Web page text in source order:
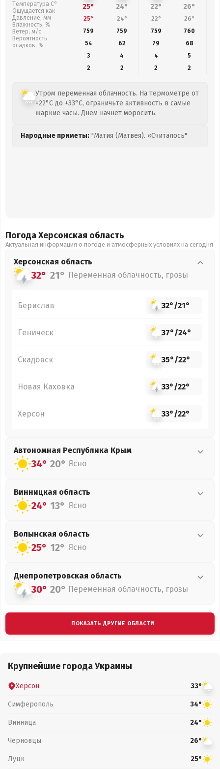
Температура С°
Ощущается как
Давление, мм
Влажность, %
Ветер, м/с
Вероятность
осадков, %
25° 24° 22° 26°
25° 24° 22° 26°
759
759 759 760
54
62 79 68
3
4 4
5
2
2 2 2
Утром переменная облачность. На термометре от
+22°C до +33°C, ограничьте активность в самые
жаркие часы. Днем начнет моросить.
Народные приметы: "Матия (Матвея). «Считалось"
Погода Херсонская область
Актуальная информация о погоде и атмосферных условиях на сегодня
Херсонская область
32° 21° Переменная облачность, грозы
Берислав 32°/21°
Геническ 37°/24°
Скадовск 35°/22°
Новая Каховка 33°/22°
Херсон 33°/22°
Автономная Республика Крым
34° 20° Ясно
Винницкая область
24° 13° Ясно
Волынская область
25° 12° Ясно
Днепропетровская область
30° 20° Переменная облачность, грозы
ПОКАЗАТЬ ДРУГИЕ ОБЛАСТИ
Крупнейшие города Украины
Херсон 33°
Симферополь 34°
Винница 24°
Черновцы 26°
Луцк 25°